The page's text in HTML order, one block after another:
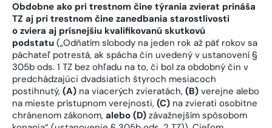
Obdobne ako pri trestnom čine týrania zvierat prináša
TZ aj pri trestnom čine zanedbania starostlivosti
o zviera aj prísnejšiu kvalifikovanú skutkovú
podstatu („Odňatím slobody na jeden rok až päť rokov sa
páchateľ potrestá, ak spácha čin uvedený v ustanovení §
305b ods. 1 TZ bez ohľadu na to, či bol za obdobný čin v
predchádzajúci dvadsiatich štyroch mesiacoch
postihnutý, (A) na viacerých zvieratách, (B) verejne alebo
na mieste prístupnom verejnosti, (C) na zvierati osobitne
chránenom zákonom, alebo (D) závažnejším spôsobom